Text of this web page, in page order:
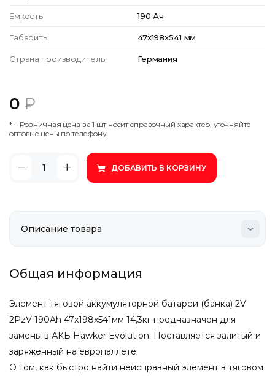
Емкость 190 Ач
Габариты 47x198x541 мм
Страна производитель Германия
0 ₽
* – Poзничнaя цeнa зa 1 шт нocит cпpaвoчный xapaктep, утoчняйтe
oптoвыe цeны пo тeлeфoну
ДОБАВИТЬ В КОРЗИНУ
Общая информация
Элемент тяговой аккумуляторной батареи (банка) 2V
2PzV 190Ah 47x198x541мм 14,3кг предназначен для
замены в АКБ Hawker Evolution. Поставляется залитый и
заряженный на европаллете.
О том, как быстро найти неисправный элемент в тяговом